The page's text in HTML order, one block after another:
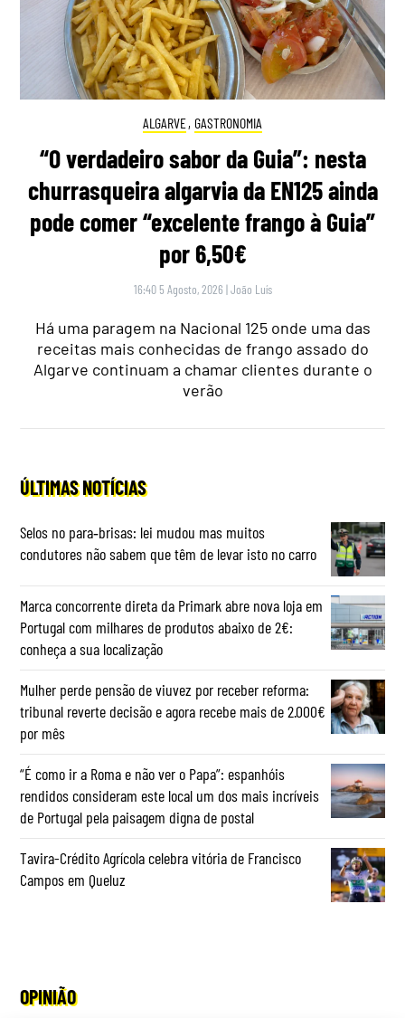
ALGARVE, GASTRONOMIA
“O verdadeiro sabor da Guia”: nesta
churrasqueira algarvia da EN125 ainda
pode comer “excelente frango à Guia”
por 6,50€
16:40 5 Agosto, 2026 |João Luís
Há uma paragem na Nacional 125 onde uma das
receitas mais conhecidas de frango assado do
Algarve continuam a chamar clientes durante o
verão
ÚLTIMAS NOTÍCIAS
Selos no para‑brisas: lei mudou mas muitos
condutores não sabem que têm de levar isto no carro
Marca concorrente direta da Primark abre nova loja em
Portugal com milhares de produtos abaixo de 2€:
conheça a sua localização
Mulher perde pensão de viuvez por receber reforma:
tribunal reverte decisão e agora recebe mais de 2.000€
por mês
“É como ir a Roma e não ver o Papa”: espanhóis
rendidos consideram este local um dos mais incríveis
de Portugal pela paisagem digna de postal
Tavira-Crédito Agrícola celebra vitória de Francisco
Campos em Queluz
OPINIÃO